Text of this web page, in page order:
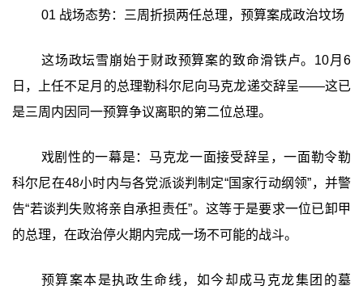
01 战场态势：三周折损两任总理，预算案成政治坟场
这场政坛雪崩始于财政预算案的致命滑铁卢。10月6
日，上任不足月的总理勒科尔尼向马克龙递交辞呈——这已
是三周内因同一预算争议离职的第二位总理。
戏剧性的一幕是：马克龙一面接受辞呈，一面勒令勒
科尔尼在48小时内与各党派谈判制定“国家行动纲领”，并警
告“若谈判失败将亲自承担责任”。这等于是要求一位已卸甲
的总理，在政治停火期内完成一场不可能的战斗。
预算案本是执政生命线，如今却成马克龙集团的墓